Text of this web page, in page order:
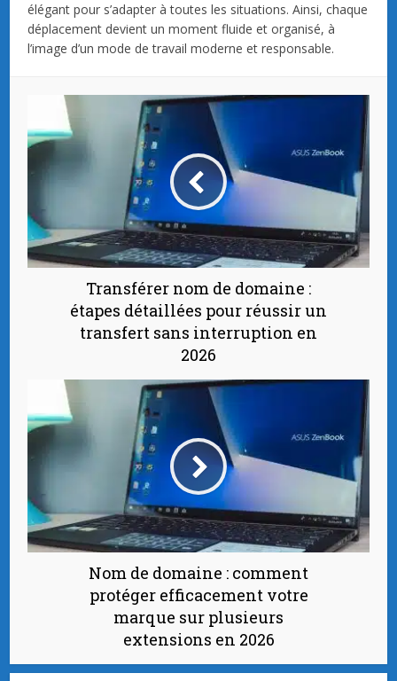
élégant pour s’adapter à toutes les situations. Ainsi, chaque
déplacement devient un moment fluide et organisé, à
l’image d’un mode de travail moderne et responsable.
Transférer nom de domaine :
étapes détaillées pour réussir un
transfert sans interruption en
2026
Nom de domaine : comment
protéger efficacement votre
marque sur plusieurs
extensions en 2026